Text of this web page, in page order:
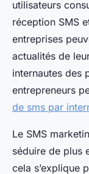
utilisateurs
réception SMS
entreprises
actualités de
internautes des
entrepreneurs
de sms par
Le SMS
séduire de plus
cela s’explique